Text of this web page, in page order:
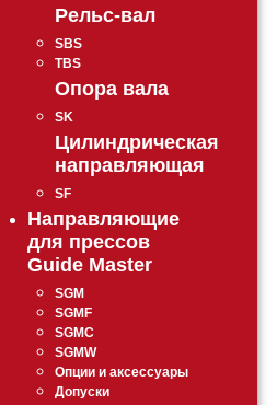
Рельс-вал
SBS
TBS
Опора вала
SK
Цилиндрическая
направляющая
SF
Направляющие
для прессов
Guide Master
SGM
SGMF
SGMC
SGMW
Опции и аксессуары
Допуски